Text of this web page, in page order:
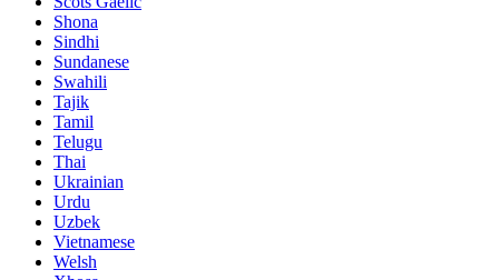
Shona
Sindhi
Sundanese
Swahili
Tajik
Tamil
Telugu
Thai
Ukrainian
Urdu
Uzbek
Vietnamese
Welsh